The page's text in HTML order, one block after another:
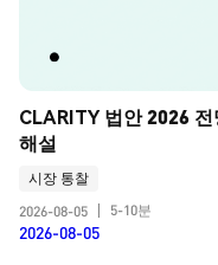
CLARITY 법안 2026
해설
시장 통찰
2026-08-05
5-10분
2026-08-05